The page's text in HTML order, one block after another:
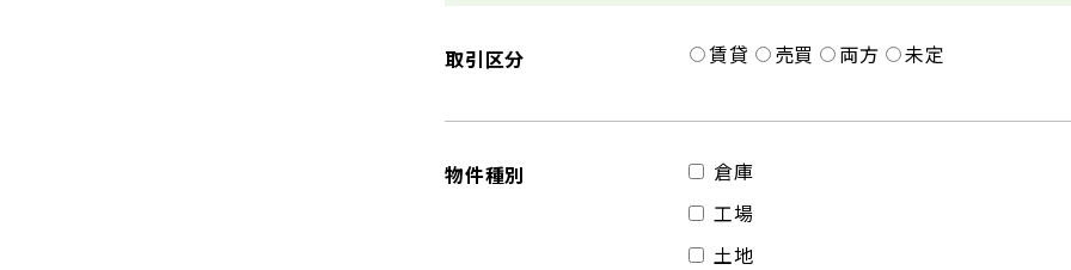
取引区分 賃貸 売買 両方 未定
物件種別
倉庫
工場
土地